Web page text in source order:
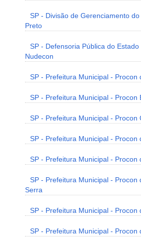
SP - Divisão de Gerenciamento
Preto
SP - Defensoria Pública do Estado
Nudecon
SP - Prefeitura Municipal - Procon
SP - Prefeitura Municipal - Procon
SP - Prefeitura Municipal - Procon
SP - Prefeitura Municipal - Procon
SP - Prefeitura Municipal - Procon
SP - Prefeitura Municipal - Procon
Serra
SP - Prefeitura Municipal - Procon
SP - Prefeitura Municipal - Procon